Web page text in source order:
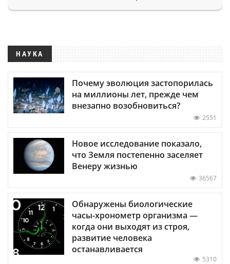
НАУКА
Почему эволюция застопорилась
на миллионы лет, прежде чем
внезапно возобновиться?
2551
Новое исследование показало,
что Земля постепенно заселяет
Венеру жизнью
36567
Обнаружены биологические
часы-хронометр организма —
когда они выходят из строя,
развитие человека
останавливается
5310